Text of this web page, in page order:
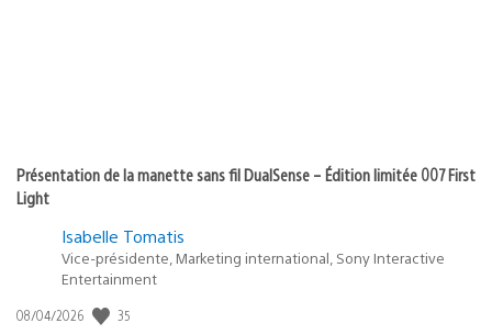
Présentation de la manette sans fil DualSense – Édition limitée 007 First
Light
Isabelle Tomatis
Vice-présidente, Marketing international, Sony Interactive
Entertainment
Date
08/04/2026 35